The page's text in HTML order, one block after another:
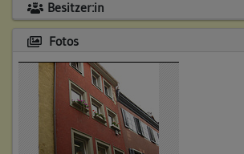
Besitzer:in
Fotos